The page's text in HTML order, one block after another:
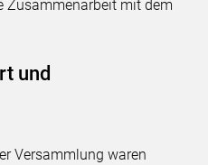
Zusammenarbeit mit dem
und
Versammlung waren